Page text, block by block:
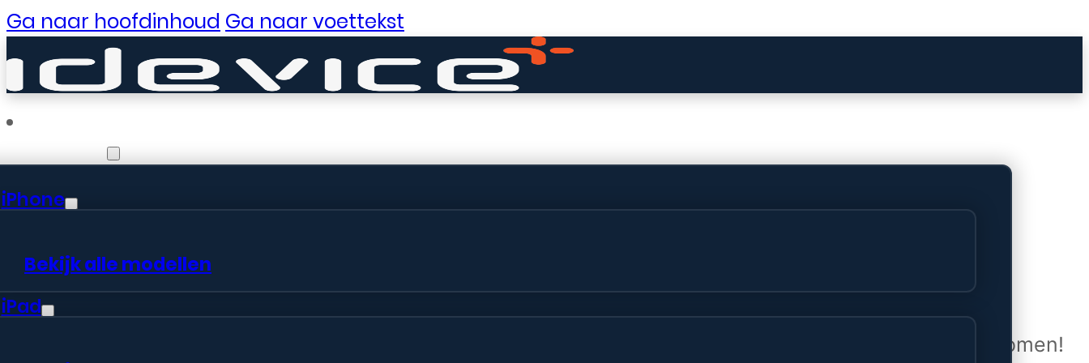
Ga naar hoofdinhoud Ga naar voettekst
iPhone
Bekijk alle modellen
iPad
Er zijn geweldige dingen in het verschiet
Er is iets moois in het vooruitzicht! Onze winkel wordt momenteel gebouwd en zal binnenkort online komen!